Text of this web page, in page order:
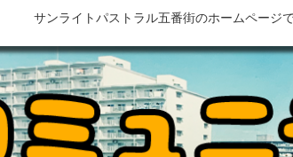
サンライトパストラル五番街のホームページ